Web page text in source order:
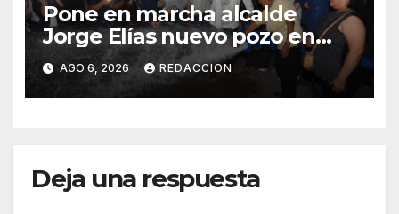
Pone en marcha alcalde
Jorge Elías nuevo pozo en
Tierra Blanca, Tesia:
Suministrará 20 litros por
segundo de agua potable
AGO 6, 2026 REDACCION
Deja una respuesta